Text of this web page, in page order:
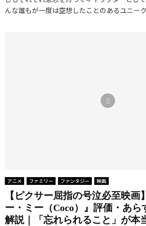
んな誰もが一度は空想したことのあるユニー
アニメ ファミリー ファンタジー 映画
【ピクサー屈指の号泣必至映画
ー・ミー（Coco）』評価・あら
解説｜「忘れられること」が本